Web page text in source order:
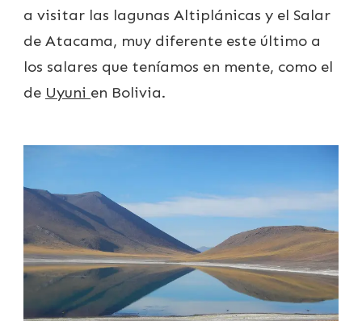
a visitar las lagunas Altiplánicas y el Salar
de Atacama, muy diferente este último a
los salares que teníamos en mente, como el
de Uyuni en Bolivia.